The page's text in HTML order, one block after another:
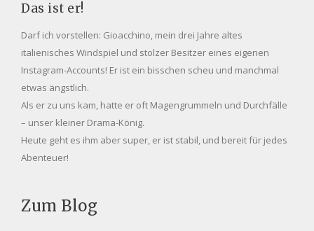
Das ist er!
Darf ich vorstellen: Gioacchino, mein drei Jahre altes
italienisches Windspiel und stolzer Besitzer eines eigenen
Instagram-Accounts! Er ist ein bisschen scheu und manchmal
etwas ängstlich.
Als er zu uns kam, hatte er oft Magengrummeln und Durchfälle
– unser kleiner Drama-König.
Heute geht es ihm aber super, er ist stabil, und bereit für jedes
Abenteuer!
Zum Blog